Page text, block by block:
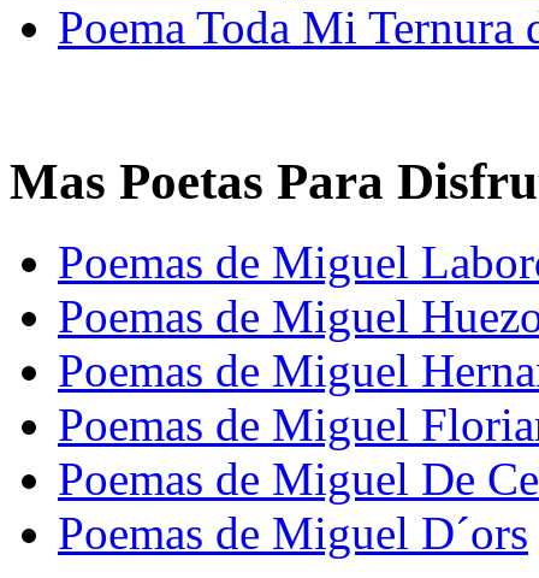
Poema Toda Mi Ternura
Mas Poetas Para
Poemas de Miguel
Poemas de Miguel
Poemas de Miguel
Poemas de Miguel
Poemas de Miguel De
Poemas de Miguel D´ors